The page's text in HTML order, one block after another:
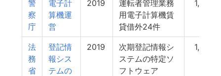
警
察
庁
電子計
算機運
営
2019
運転者管理業務
用電子計算機賃
貸借外24件
1,598
法
務
省
登記情
報シス
テムの
2019
次期登記情報シ
ステムの特定ソ
フトウェア
1,568